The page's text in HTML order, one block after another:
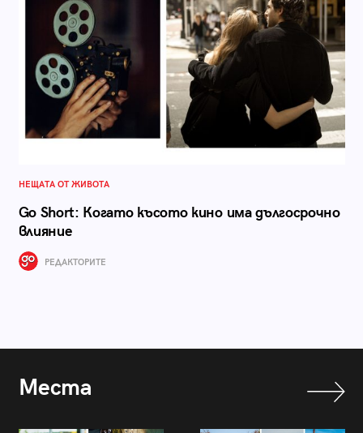
НЕЩАТА ОТ ЖИВОТА
Go Short: Когато късото кино има дългосрочно
влияние
РЕДАКТОРИТЕ
Места